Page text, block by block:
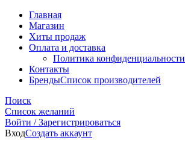
Главная
Магазин
Хиты продаж
Оплата и доставка
Политика конфиденциальности
Контакты
БрендыСписок производителей
Поиск
Список желаний
Войти / Зарегистрироваться
ВходСоздать аккаунт